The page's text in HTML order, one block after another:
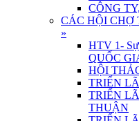
CÔNG
CÁC HỘI CHỢ
»
HTV 1-
QUỐC
HỘI
TRIỂN
TRIỂN
THUẬN